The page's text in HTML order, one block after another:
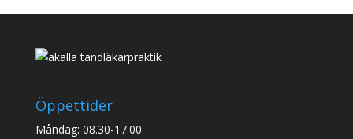
Öppettider
Måndag: 08.30-17.00